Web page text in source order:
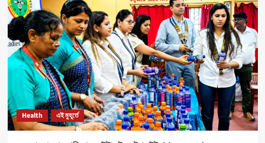
গ্যালারি’
তাঁত,খাদি
সহ
স্বদেশি
বস্ত্রের
সম্ভার।
Health এই মুহূর্তে